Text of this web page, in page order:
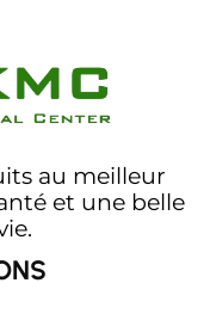
au meilleur
et une belle